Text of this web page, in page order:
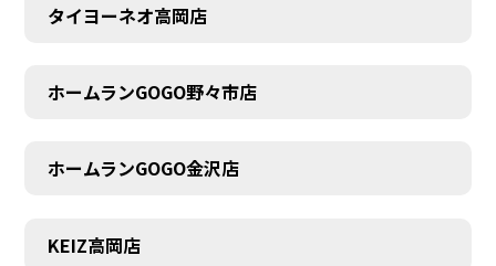
タイヨーネオ高岡店
ホームランGOGO野々市店
ホームランGOGO金沢店
KEIZ高岡店